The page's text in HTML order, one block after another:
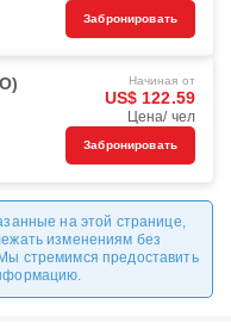
Забронировать
Начиная от
US$ 122.59
Цена/ чел
Забронировать
на этой странице,
изменениям без
стремимся предоставить